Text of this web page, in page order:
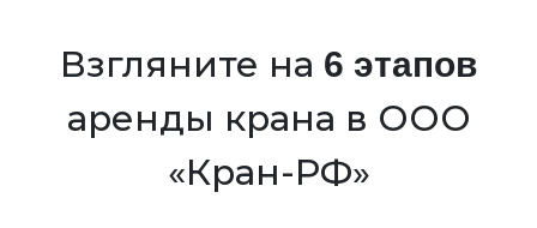
Взгляните на 6 этапов
аренды крана в ООО
«Кран-РФ»